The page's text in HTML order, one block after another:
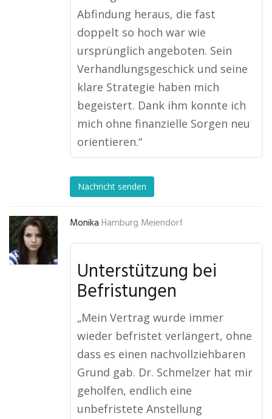
Abfindung heraus, die fast
doppelt so hoch war wie
ursprünglich angeboten. Sein
Verhandlungsgeschick und seine
klare Strategie haben mich
begeistert. Dank ihm konnte ich
mich ohne finanzielle Sorgen neu
orientieren.“
Nachricht senden
Monika Hamburg Meiendorf
Unterstützung bei
Befristungen
„Mein Vertrag wurde immer
wieder befristet verlängert, ohne
dass es einen nachvollziehbaren
Grund gab. Dr. Schmelzer hat mir
geholfen, endlich eine
unbefristete Anstellung